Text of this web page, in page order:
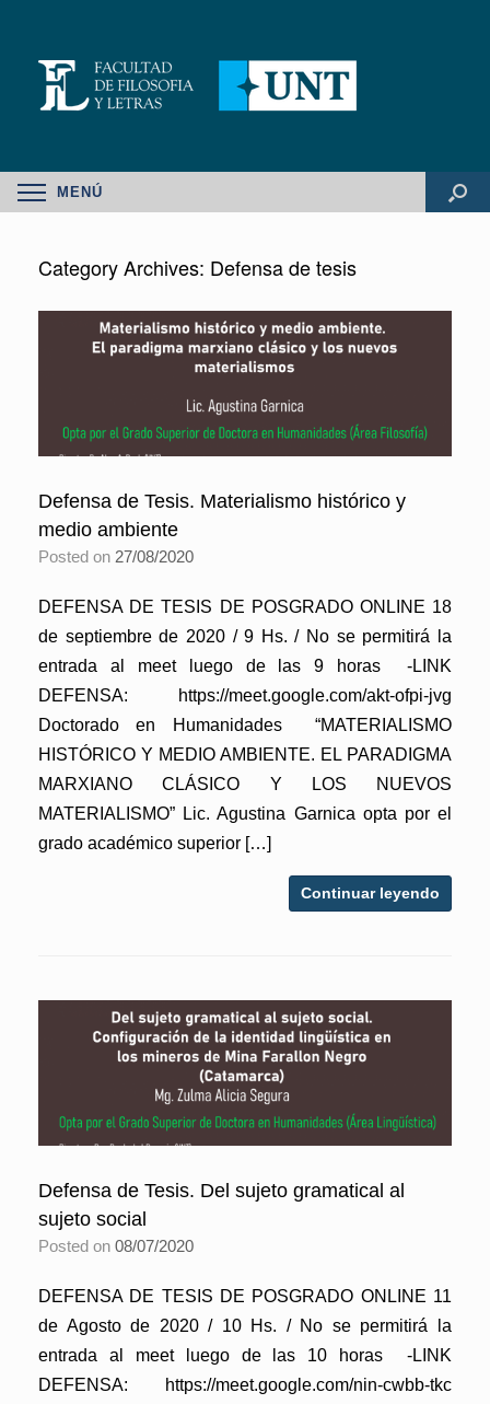
MENÚ
Category Archives: Defensa de tesis
Defensa de Tesis. Materialismo histórico y
medio ambiente
Posted on 27/08/2020
DEFENSA DE TESIS DE POSGRADO ONLINE 18
de septiembre de 2020 / 9 Hs. / No se permitirá la
entrada al meet luego de las 9 horas -LINK
DEFENSA: https://meet.google.com/akt-ofpi-jvg
Doctorado en Humanidades “MATERIALISMO
HISTÓRICO Y MEDIO AMBIENTE. EL PARADIGMA
MARXIANO CLÁSICO Y LOS NUEVOS
MATERIALISMO” Lic. Agustina Garnica opta por el
grado académico superior […]
Continuar leyendo
Defensa de Tesis. Del sujeto gramatical al
sujeto social
Posted on 08/07/2020
DEFENSA DE TESIS DE POSGRADO ONLINE 11
de Agosto de 2020 / 10 Hs. / No se permitirá la
entrada al meet luego de las 10 horas -LINK
DEFENSA: https://meet.google.com/nin-cwbb-tkc